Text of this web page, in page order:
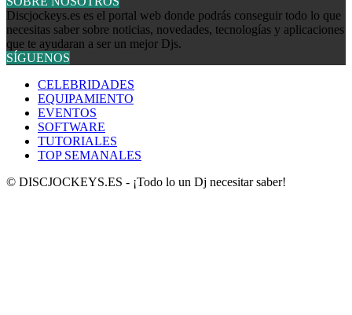
Discjockeys.es es el portal web donde podrás conseguir todo lo que
necesitas saber sobre noticias, novedades, tecnologías y aplicaciones
que te ayudaran a ser un mejor Djs.
SÍGUENOS
CELEBRIDADES
EQUIPAMIENTO
EVENTOS
SOFTWARE
TUTORIALES
TOP SEMANALES
© DISCJOCKEYS.ES - ¡Todo lo un Dj necesitar saber!